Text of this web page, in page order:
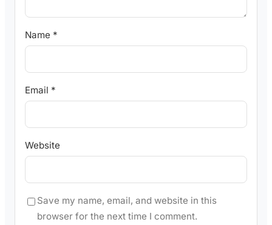
Name *
Email *
Website
Save my name, email, and website in this
browser for the next time I comment.